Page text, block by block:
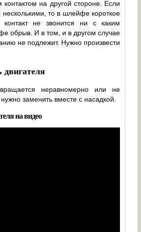
контактом на другой стороне. Если
несколькими, то в шлейфе короткое
не звонится ни с каким
обрыв. И в том, и в другом случае
не подлежит. Нужно произвести
двигателя
неравномерно или не
заменить вместе с насадкой.
на видео